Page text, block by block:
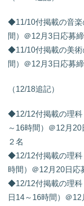
◆11/10付掲載の音楽
間）＠12月3日応募
◆11/10付掲載の美術
間）＠12月3日応募
（12/18追記）
◆12/12付掲載の理科
～16時間）＠12月
２名
◆12/12付掲載の理科
時間）＠12月20日
◆12/12付掲載の理科
日14～16時間）＠